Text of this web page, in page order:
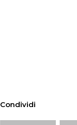
Condividi